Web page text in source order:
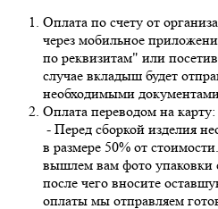
Оплата по счету от
через мобильное
по реквизитам" или
случае вкладыш будет
необходимыми
Оплата переводом на карту:
- Перед сборкой изделия
в размере 50% от
вышлем вам фото упаковки
после чего вносите
оплаты мы отправляем